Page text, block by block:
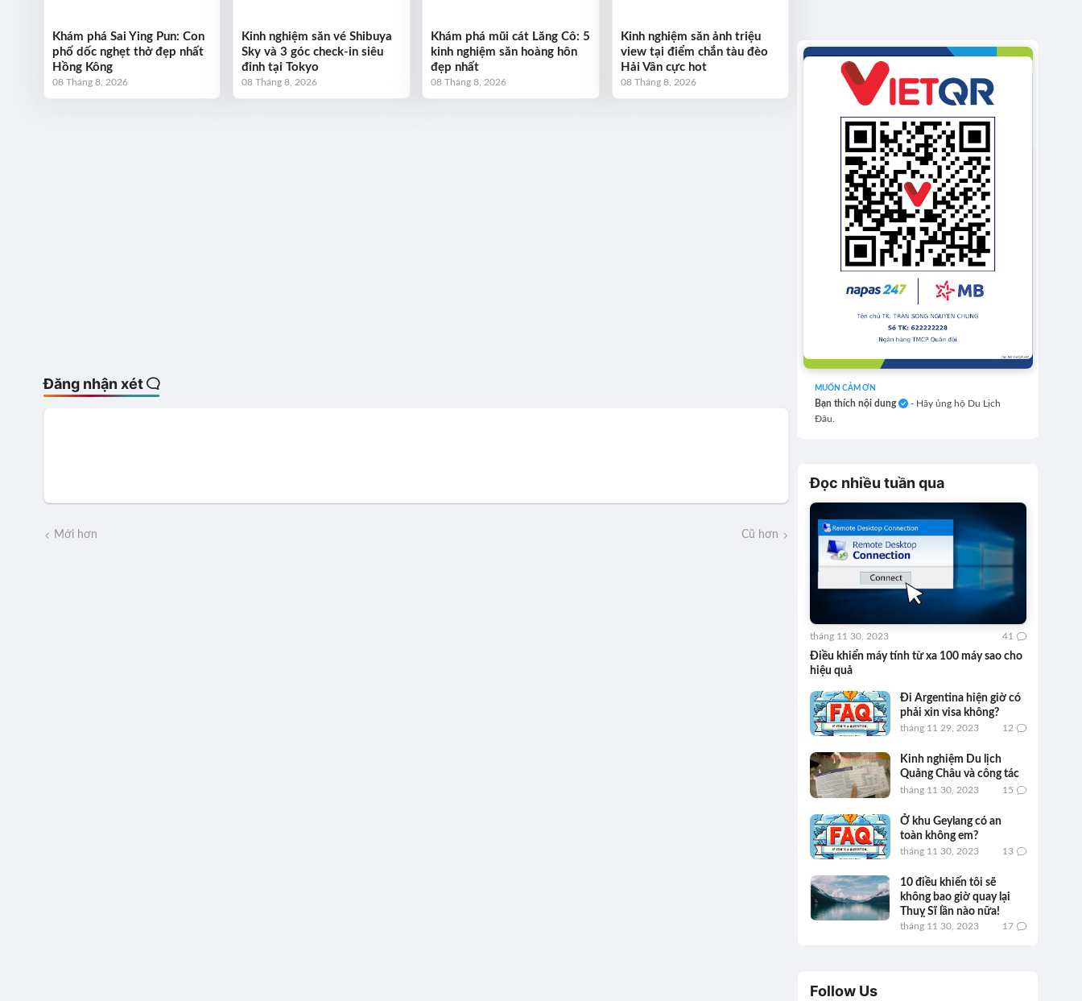
Khám phá Sai Ying Pun: Con
phố dốc nghẹt thở đẹp nhất
Hồng Kông
08 Tháng 8, 2026
Kinh nghiệm săn vé Shibuya
Sky và 3 góc check-in siêu
đỉnh tại Tokyo
08 Tháng 8, 2026
Khám phá mũi cát Lăng Cô: 5
kinh nghiệm săn hoàng hôn
đẹp nhất
08 Tháng 8, 2026
Kinh nghiệm săn ảnh triệu
view tại điểm chắn tàu đèo
Hải Vân cực hot
08 Tháng 8, 2026
Đăng nhận xét
Mới hơn Cũ hơn
MUỐN CẢM ƠN
Bạn thích nội dung
- Hãy ủng hộ Du Lịch
Đâu.
Đọc nhiều tuần qua
Điều khiển máy tính từ xa 100 máy sao cho
hiệu quả
tháng 11 30, 2023 41
Đi Argentina hiện giờ có
phải xin visa không?
tháng 11 29, 2023 12
Kinh nghiệm Du lịch
Quảng Châu và công tác
tháng 11 30, 2023 15
Ở khu Geylang có an
toàn không em?
tháng 11 30, 2023 13
10 điều khiến tôi sẽ
không bao giờ quay lại
Thuỵ Sĩ lần nào nữa!
tháng 11 30, 2023 17
Follow Us